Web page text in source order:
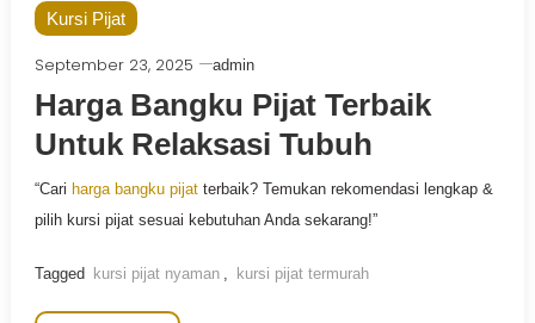
Kursi Pijat
September 23, 2025 admin
Harga Bangku Pijat Terbaik
Untuk Relaksasi Tubuh
“Cari harga bangku pijatterbaik? Temukan rekomendasi lengkap &
pilih kursi pijat sesuai kebutuhan Anda sekarang!”
Tagged kursi pijat nyaman kursi pijat termurah